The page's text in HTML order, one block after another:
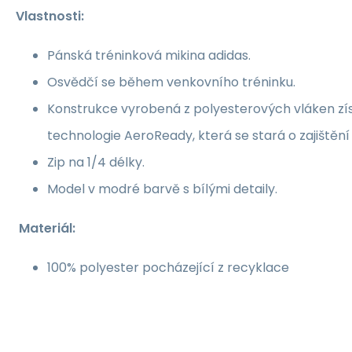
Vlastnosti:
Pánská tréninková mikina adidas.
Osvědčí se během venkovního tréninku.
Konstrukce vyrobená z polyesterových vláken
technologie AeroReady, která se stará o
Zip na 1/4 délky.
Model v modré barvě s bílými detaily.
Materiál:
100% polyester pocházející z recyklace